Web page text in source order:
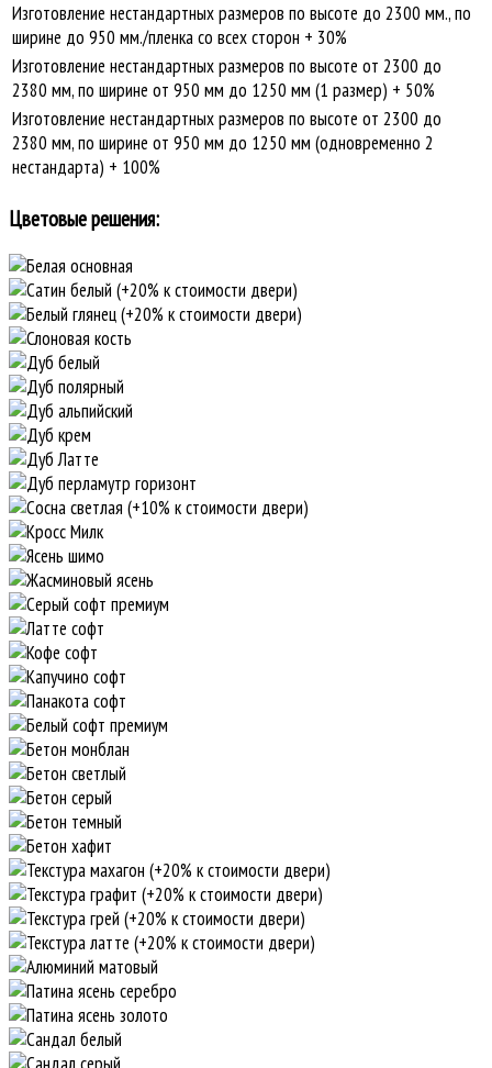
Изготовление нестандартных размеров по высоте до 2300 мм., по
ширине до 950 мм./пленка со всех сторон + 30%
Изготовление нестандартных размеров по высоте от 2300 до
2380 мм, по ширине от 950 мм до 1250 мм (1 размер) + 50%
Изготовление нестандартных размеров по высоте от 2300 до
2380 мм, по ширине от 950 мм до 1250 мм (одновременно 2
нестандарта) + 100%
Цветовые решения: